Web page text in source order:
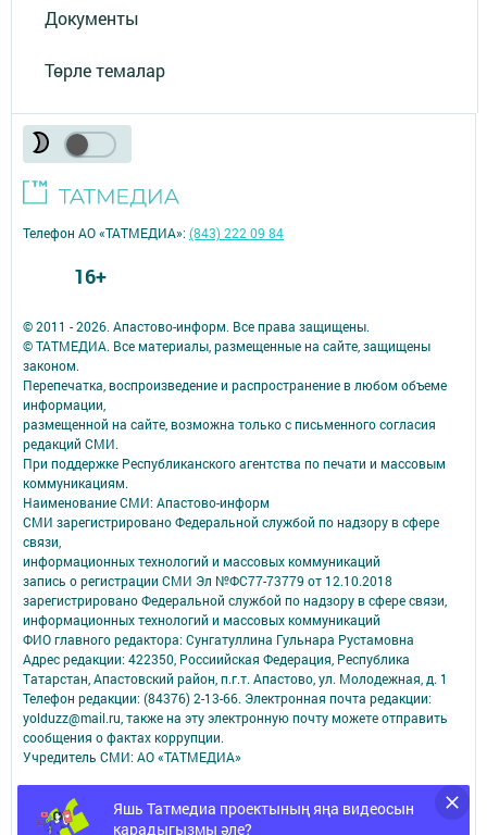
Документы
Төрле темалар
Яшь Татмедиа проектының яңа видеосын
карадыгызмы әле?
© 2011 - 2026. Апастово-информ. Все права защищены.
© ТАТМЕДИА. Все материалы, размещенные на сайте, защищены
законом.
Перепечатка, воспроизведение и распространение в любом объеме
информации,
размещенной на сайте, возможна только с письменного согласия
редакций СМИ.
При поддержке Республиканского агентства по печати и массовым
коммуникациям.
Наименование СМИ: Апастово-информ
СМИ зарегистрировано Федеральной службой по надзору в сфере
связи,
информационных технологий и массовых коммуникаций
запись о регистрации СМИ Эл №ФС77-73779 от 12.10.2018
зарегистрировано Федеральной службой по надзору в сфере связи,
информационных технологий и массовых коммуникаций
ФИО главного редактора: Сунгатуллина Гульнара Рустамовна
Адрес редакции: 422350, Россиийская Федерация, Республика
Татарстан, Апастовский район, п.г.т. Апастово, ул. Молодежная, д. 1
Телефон редакции: (84376) 2-13-66. Электронная почта редакции:
yolduzz@mail.ru, также на эту электронную почту можете отправить
сообщения о фактах коррупции.
Учредитель СМИ: АО «ТАТМЕДИА»
Антикоррупционная политика
АО «ТАТМЕДИА» использует «cookie»для персонализации сервисов и
Телефон АО «ТАТМЕДИА»:(843) 222 09 84
16+